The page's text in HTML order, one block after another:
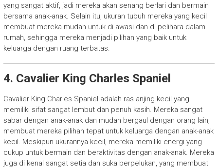
yang sangat aktif, jadi mereka akan senang berlari dan bermain
bersama anak-anak. Selain itu, ukuran tubuh mereka yang kecil
membuat mereka mudah untuk di awasi dan di pelihara dalam
rumah, sehingga mereka menjadi pilihan yang baik untuk
keluarga dengan ruang terbatas.
4. Cavalier King Charles Spaniel
Cavalier King Charles Spaniel adalah ras anjing kecil yang
memiliki sifat sangat lembut dan penuh kasih. Mereka sangat
sabar dengan anak-anak dan mudah bergaul dengan orang lain,
membuat mereka pilihan tepat untuk keluarga dengan anak-anak
kecil. Meskipun ukurannya kecil, mereka memiliki energi yang
cukup untuk bermain dan beraktivitas dengan anak-anak. Mereka
juga di kenal sangat setia dan suka berpelukan, yang membuat